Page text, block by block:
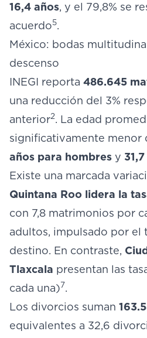
16,4 años, y el 79,8% se
acuerdo5.
México: bodas
descenso
INEGI reporta 486.645
una reducción del 3%
anterior2. La edad
significativamente menor
años para hombres y
Existe una marcada
Quintana Roo lidera la
con 7,8 matrimonios por
adultos, impulsado por el
destino. En contraste,
Tlaxcala presentan las
cada una)7.
Los divorcios suman
equivalentes a 32,6